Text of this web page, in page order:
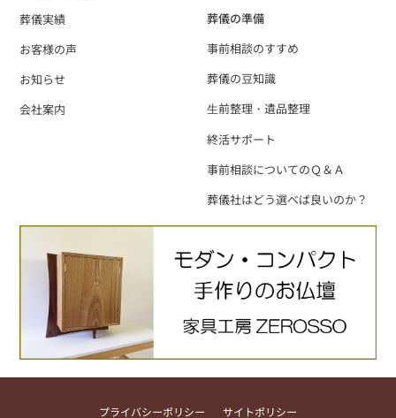
葬儀実績
お客様の声
お知らせ
会社案内
葬儀の準備
事前相談のすすめ
葬儀の豆知識
⽣前整理・遺品整理
終活サポート
事前相談についてのＱ＆Ａ
葬儀社はどう選べば良いのか？
プライバシーポリシー サイトポリシー